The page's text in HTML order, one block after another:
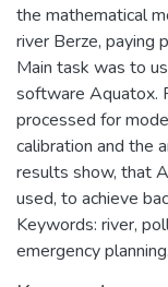
the mathematical
river Berze, paying
Main task was to
software Aquatox.
processed for
calibration and the
results show, that
used, to achieve
Keywords: river,
emergency planning.